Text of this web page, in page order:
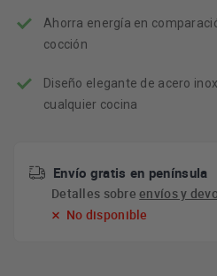
Ahorra energía en
cocción
Diseño elegante de acero
cualquier cocina
Envío gratis en península
Detalles sobreenvíos y
No disponible